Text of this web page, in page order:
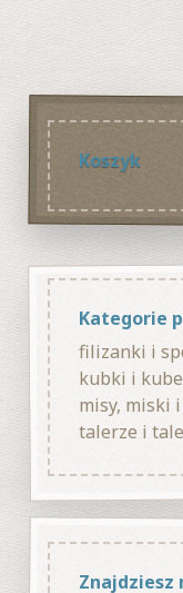
Koszyk
Kategorie
filizanki i
kubki i
misy, miski
talerze i
Znajdziesz